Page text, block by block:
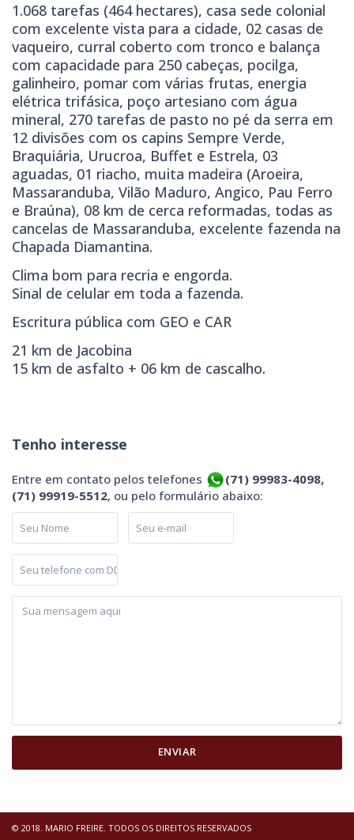
1.068 tarefas (464 hectares), casa sede colonial
com excelente vista para a cidade, 02 casas de
vaqueiro, curral coberto com tronco e balança
com capacidade para 250 cabeças, pocilga,
galinheiro, pomar com várias frutas, energia
elétrica trifásica, poço artesiano com água
mineral, 270 tarefas de pasto no pé da serra em
12 divisões com os capins Sempre Verde,
Braquiária, Urucroa, Buffet e Estrela, 03
aguadas, 01 riacho, muita madeira (Aroeira,
Massaranduba, Vilão Maduro, Angico, Pau Ferro
e Braúna), 08 km de cerca reformadas, todas as
cancelas de Massaranduba, excelente fazenda na
Chapada Diamantina.
Clima bom para recria e engorda.
Sinal de celular em toda a fazenda.
Escritura pública com GEO e CAR
21 km de Jacobina
15 km de asfalto + 06 km de cascalho.
Tenho interesse
Entre em contato pelos telefones
(71) 99983-4098,
(71) 99919-5512, ou pelo formulário abaixo:
© 2018. MARIO FREIRE. TODOS OS DIREITOS RESERVADOS